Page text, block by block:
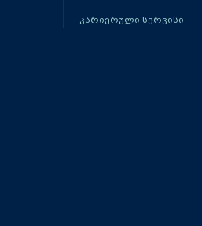
კარიერული სერვისი